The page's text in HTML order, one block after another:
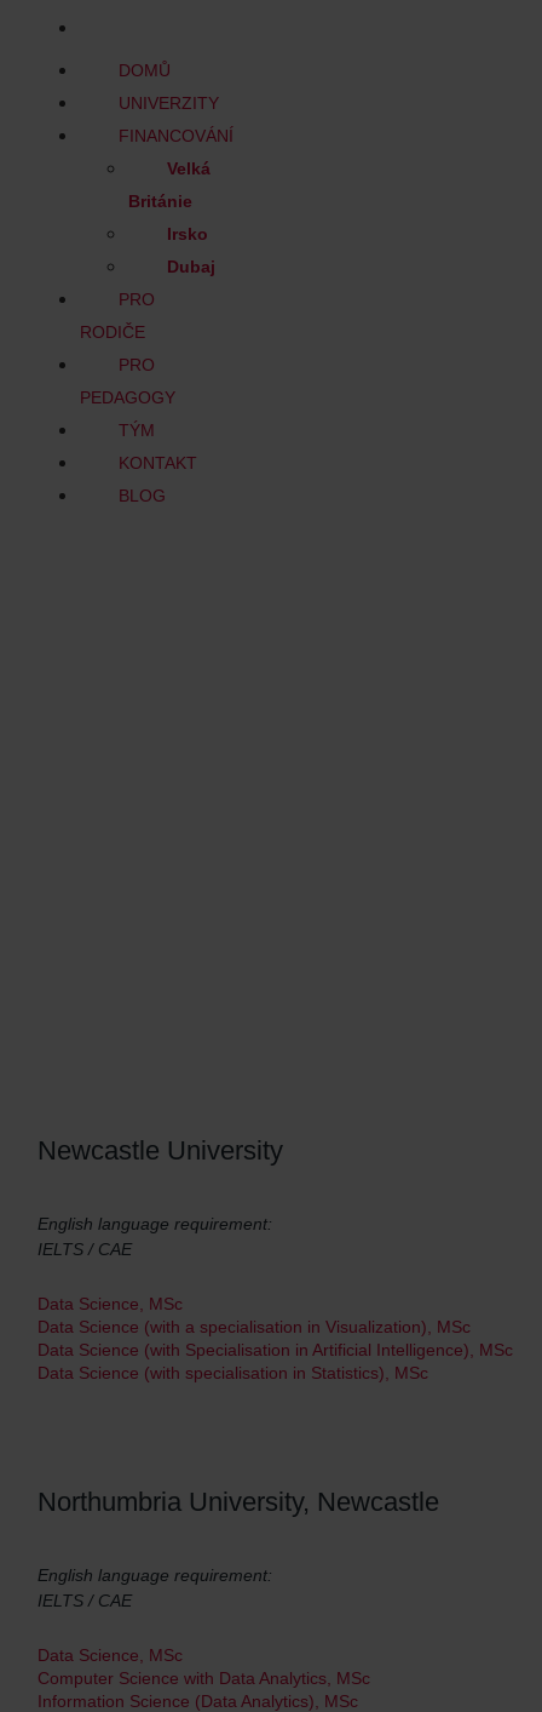
DOMŮ
UNIVERZITY
FINANCOVÁNÍ
Velká
Británie
Irsko
Dubaj
PRO
RODIČE
PRO
PEDAGOGY
TÝM
KONTAKT
BLOG
Newcastle University
English language requirement:
IELTS / CAE
Data Science, MSc
Data Science (with a specialisation in Visualization), MSc
Data Science (with Specialisation in Artificial Intelligence), MSc
Data Science (with specialisation in Statistics), MSc
Northumbria University, Newcastle
English language requirement:
IELTS / CAE
Data Science, MSc
Computer Science with Data Analytics, MSc
Information Science (Data Analytics), MSc